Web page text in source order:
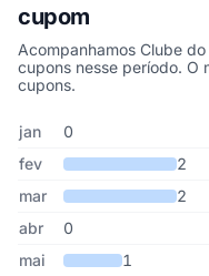
cupom
Acompanhamos Clube
cupons nesse período. O
cupons.
Cupons de Clube do
Mês Cupons publicados
jan
0
fev
2
mar
2
abr
0
mai
1